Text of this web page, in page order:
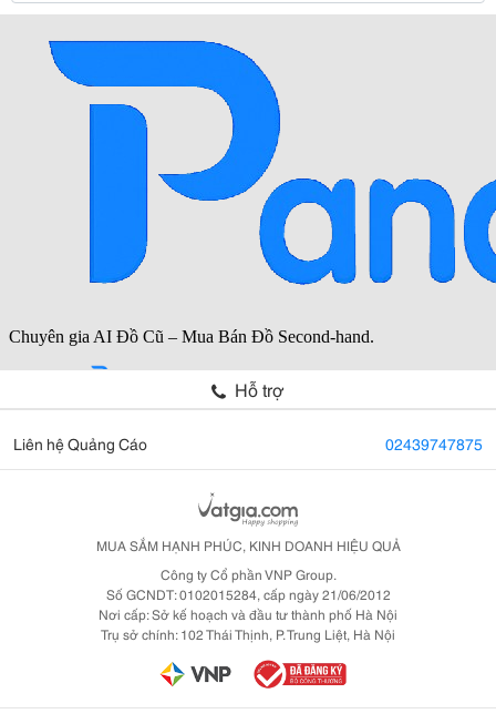
Hỗ trợ
Liên hệ Quảng Cáo 02439747875
MUA SẮM HẠNH PHÚC, KINH DOANH HIỆU QUẢ
Công ty Cổ phần VNP Group.
Số GCNDT: 0102015284, cấp ngày 21/06/2012
Nơi cấp: Sở kế hoạch và đầu tư thành phố Hà Nội
Trụ sở chính: 102 Thái Thịnh, P. Trung Liệt, Hà Nội